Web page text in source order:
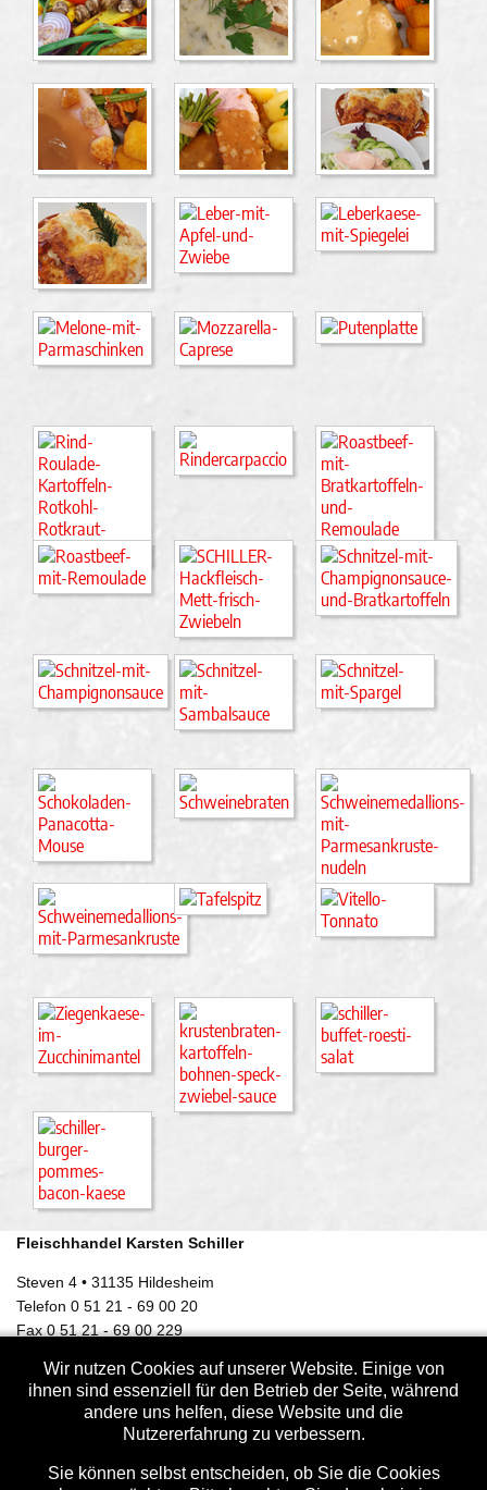
Fleischhandel Karsten Schiller
Steven 4 • 31135 Hildesheim
Telefon 0 51 21 - 69 00 20
Fax 0 51 21 - 69 00 229
QS-Zertifizierung
Öffnungszeiten
Wir nutzen Cookies auf unserer Website. Einige von
ihnen sind essenziell für den Betrieb der Seite, während
andere uns helfen, diese Website und die
Nutzererfahrung zu verbessern.
Sie können selbst entscheiden, ob Sie die Cookies